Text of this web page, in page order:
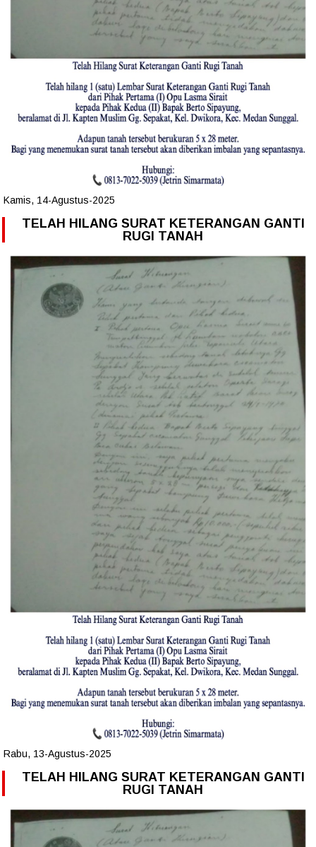
Kamis, 14-Agustus-2025
TELAH HILANG SURAT KETERANGAN GANTI
RUGI TANAH
Rabu, 13-Agustus-2025
TELAH HILANG SURAT KETERANGAN GANTI
RUGI TANAH